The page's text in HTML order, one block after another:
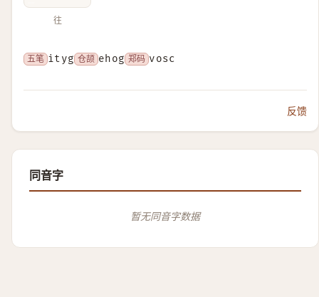
往
五笔 ityg 仓颉 ehog 郑码 vosc
反馈
同音字
暂无同音字数据